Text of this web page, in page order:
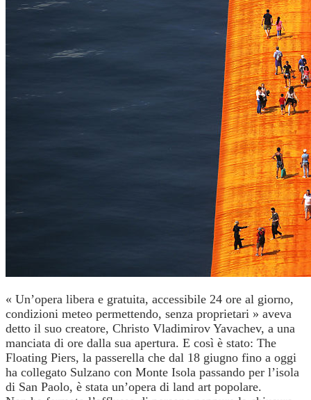
« Un’opera libera e gratuita, accessibile 24 ore al giorno,
condizioni meteo permettendo, senza proprietari » aveva
detto il suo creatore, Christo Vladimirov Yavachev, a una
manciata di ore dalla sua apertura. E così è stato: The
Floating Piers, la passerella che dal 18 giugno fino a oggi
ha collegato Sulzano con Monte Isola passando per l’isola
di San Paolo, è stata un’opera di land art popolare.